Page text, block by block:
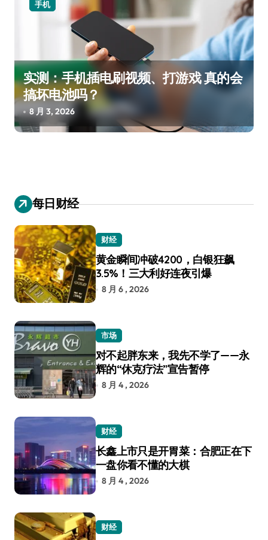
手机
实测：手机插电刷视频、打游戏 真的会
搞坏电池吗？
8 月 3, 2026
每日财经
财经
黄金瞬间冲破4200，白银狂飙
3.5%！三大利好连夜引爆
8 月 6 , 2026
市场
对不起胖东来，我先不学了——永
辉的“休克疗法”宣告暂停
8 月 4 , 2026
财经
长鑫上市只是开胃菜：合肥正在下
一盘你看不懂的大棋
8 月 4 , 2026
财经